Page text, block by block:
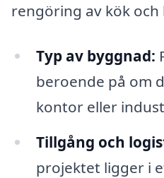
rengöring av kök och
Typ av byggnad:
beroende på om
kontor eller
Tillgång och
projektet ligger i